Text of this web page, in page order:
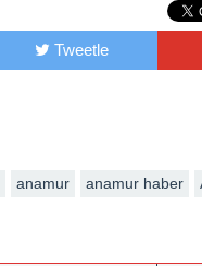
Tweetle
anamur anamur haber